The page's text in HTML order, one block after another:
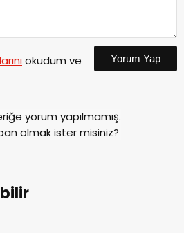
okudum ve
Yorum Yap
yorum yapılmamış.
olmak ister misiniz?